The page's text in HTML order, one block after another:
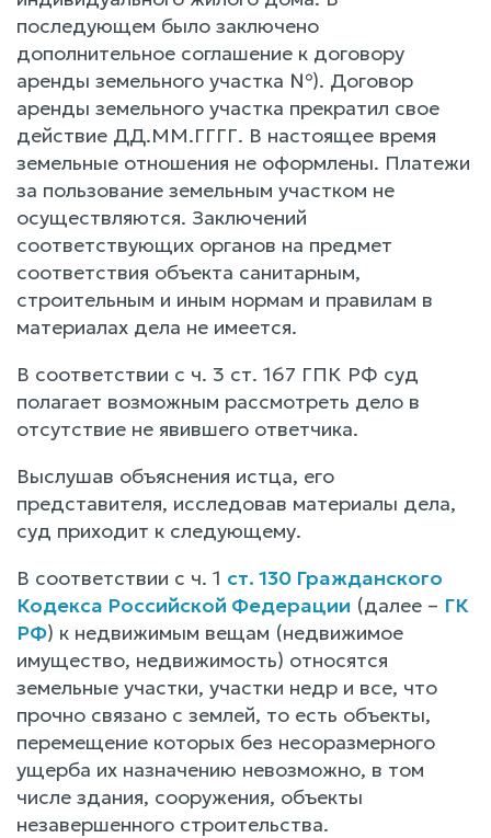
последующем было заключено
дополнительное соглашение к договору
аренды земельного участка №). Договор
аренды земельного участка прекратил свое
действие ДД.ММ.ГГГГ. В настоящее время
земельные отношения не оформлены. Платежи
за пользование земельным участком не
осуществляются. Заключений
соответствующих органов на предмет
соответствия объекта санитарным,
строительным и иным нормам и правилам в
материалах дела не имеется.
В соответствии с ч. 3 ст. 167 ГПК РФ суд
полагает возможным рассмотреть дело в
отсутствие не явившего ответчика.
Выслушав объяснения истца, его
представителя, исследовав материалы дела,
суд приходит к следующему.
В соответствии с ч. 1 ст. 130 Гражданского
Кодекса Российской Федерации (далее – ГК
РФ) к недвижимым вещам (недвижимое
имущество, недвижимость) относятся
земельные участки, участки недр и все, что
прочно связано с землей, то есть объекты,
перемещение которых без несоразмерного
ущерба их назначению невозможно, в том
числе здания, сооружения, объекты
незавершенного строительства.